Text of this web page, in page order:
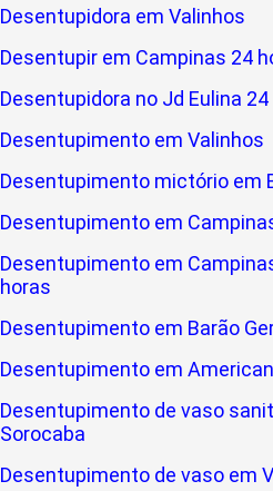
Desentupidora em Valinhos
Desentupir em Campinas 24
Desentupidora no Jd Eulina
Desentupimento em Valinhos
Desentupimento mictório em
Desentupimento em
Desentupimento em
horas
Desentupimento em Barão
Desentupimento em
Desentupimento de vaso
Sorocaba
Desentupimento de vaso em